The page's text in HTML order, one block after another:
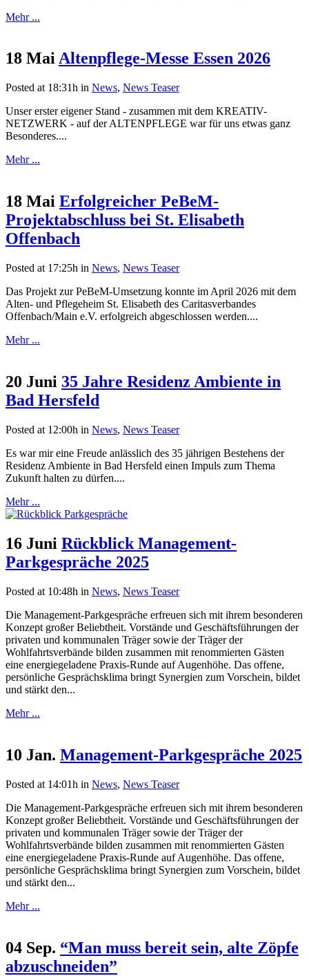
Mehr ...
18 MaiAltenpflege-Messe Essen 2026
Posted at 18:31h in News, News Teaser
Unser erster eigener Stand - zusammen mit dem KREATIV-
NETZWERK - auf der ALTENPFLEGE war für uns etwas ganz
Besonderes....
Mehr ...
18 Mai Erfolgreicher PeBeM-
Projektabschluss bei St. Elisabeth
Offenbach
Posted at 17:25h in News, News Teaser
Das Projekt zur PeBeM-Umsetzung konnte im April 2026 mit dem
Alten- und Pflegeheim St. Elisabeth des Caritasverbandes
Offenbach/Main e.V. erfolgreich abgeschlossen werden....
Mehr ...
20 Juni 35 Jahre Residenz Ambiente in
Bad Hersfeld
Posted at 12:00h in News, News Teaser
Es war mir eine Freude anlässlich des 35 jährigen Bestehens der
Residenz Ambiente in Bad Hersfeld einen Impuls zum Thema
Zukunft halten zu dürfen....
Mehr ...
16 Juni Rückblick Management-
Parkgespräche 2025
Posted at 10:48h in News, News Teaser
Die Management-Parkgespräche erfreuen sich mit ihrem besonderen
Konzept großer Beliebtheit. Vorstände und Geschäftsführungen der
privaten und kommunalen Träger sowie der Träger der
Wohlfahrtsverbände bilden zusammen mit renommierten Gästen
eine energiegeladene Praxis-Runde auf Augenhöhe. Das offene,
persönliche Gesprächsklima bringt Synergien zum Vorschein, bildet
und stärkt den...
Mehr ...
10 Jan. Management-Parkgespräche 2025
Posted at 14:01h in News, News Teaser
Die Management-Parkgespräche erfreuen sich mit ihrem besonderen
Konzept großer Beliebtheit. Vorstände und Geschäftsführungen der
privaten und kommunalen Träger sowie der Träger der
Wohlfahrtsverbände bilden zusammen mit renommierten Gästen
eine energiegeladene Praxis-Runde auf Augenhöhe. Das offene,
persönliche Gesprächsklima bringt Synergien zum Vorschein, bildet
und stärkt den...
Mehr ...
04 Sep. “Man muss bereit sein, alte Zöpfe
abzuschneiden”